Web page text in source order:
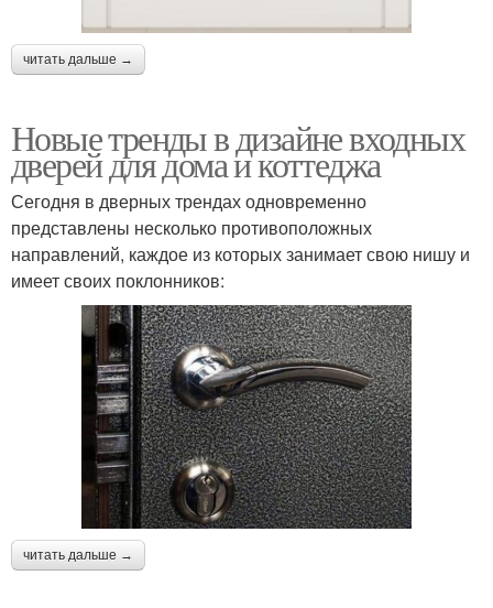
читать дальше →
Новые тренды в дизайне входных
дверей для дома и коттеджа
Сегодня в дверных трендах одновременно
представлены несколько противоположных
направлений, каждое из которых занимает свою нишу и
имеет своих поклонников:
читать дальше →